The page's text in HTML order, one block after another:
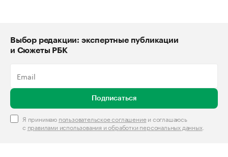
Выбор редакции: экспертные публикации
и Сюжеты РБК
Подписаться
Я принимаю пользовательское соглашениеи соглашаюсь
с правилами использования и обработки персональных данных.